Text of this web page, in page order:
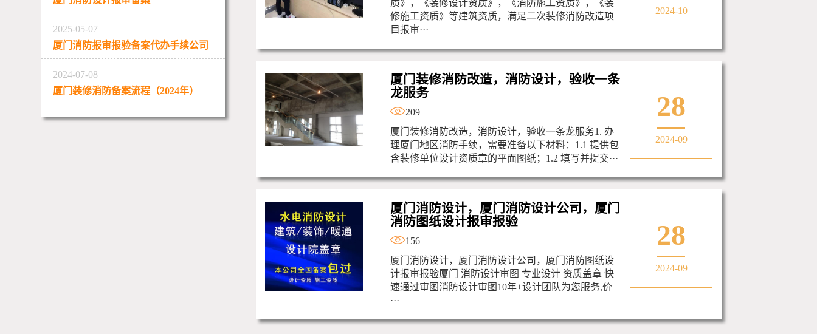
2025-05-07
厦门消防报审报验备案代办手续公司
2024-07-08
厦门装修消防备案流程（2024年）
质》，《装修设计资质》，《消防施工资质》，《装
修施工资质》等建筑资质，满足二次装修消防改造项
目报审···
2024-10
厦门装修消防改造，消防设计，验收一条
龙服务
209
厦门装修消防改造，消防设计，验收一条龙服务1. 办
理厦门地区消防手续，需要准备以下材料：1.1 提供包
含装修单位设计资质章的平面图纸；1.2 填写并提交···
28
2024-09
厦门消防设计，厦门消防设计公司，厦门
消防图纸设计报审报验
156
厦门消防设计，厦门消防设计公司，厦门消防图纸设
计报审报验厦门 消防设计审图 专业设计 资质盖章 快
速通过审图消防设计审图10年+设计团队为您服务,价
···
28
2024-09